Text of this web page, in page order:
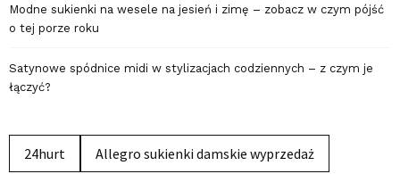
Modne sukienki na wesele na jesień i zimę – zobacz w czym pójść
o tej porze roku
Satynowe spódnice midi w stylizacjach codziennych – z czym je
łączyć?
24hurt Allegro sukienki damskie wyprzedaż